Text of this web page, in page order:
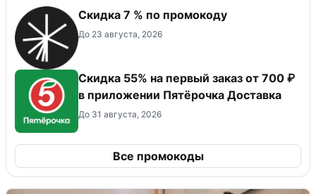
Скидка 7 % по промокоду
До 23 августа, 2026
Скидка 55% на первый заказ от 700 ₽
в приложении Пятёрочка Доставка
До 31 августа, 2026
Все промокоды